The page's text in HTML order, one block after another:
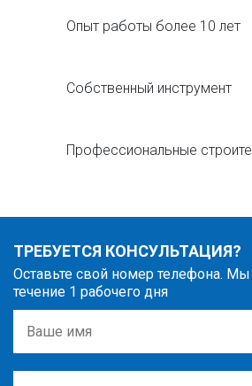
Опыт работы более 10 лет
Собственный инструмент
Профессиональные
ТРЕБУЕТСЯ КОНСУЛЬТАЦИЯ?
Оставьте свой номер телефона.
течение 1 рабочего дня